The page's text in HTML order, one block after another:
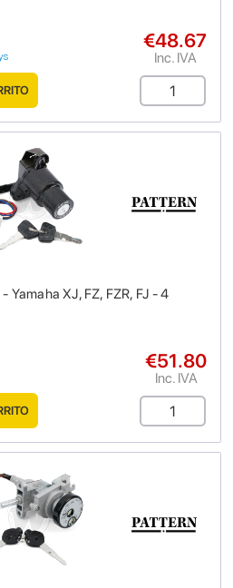
€48.67
Inc. IVA
Yamaha XJ, FZ, FZR, FJ - 4
€51.80
Inc. IVA